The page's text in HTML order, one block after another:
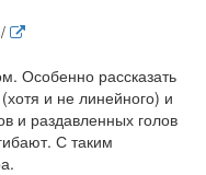
Особенно рассказать
и не линейного) и
и раздавленных голов
С таким